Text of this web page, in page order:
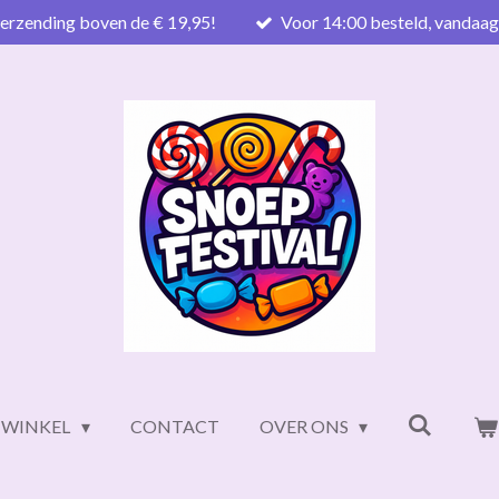
boven de € 19,95! Voor 14:00 besteld,
WINKEL CONTACT OVER ONS